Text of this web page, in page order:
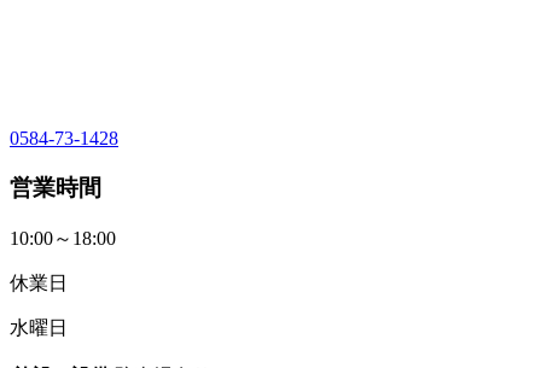
0584-73-1428
営業時間
10:00～18:00
休業日
水曜日